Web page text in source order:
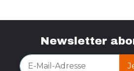
Newsletter